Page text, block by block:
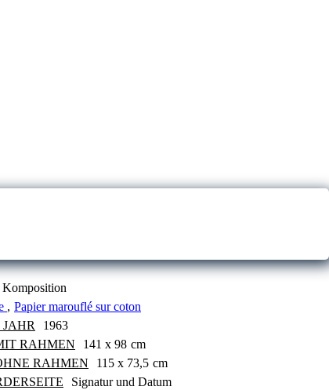
Komposition
, Papier marouflé sur coton
1963
RAHMEN
141 x 98 cm
RAHMEN
115 x 73,5 cm
Signatur und Datum